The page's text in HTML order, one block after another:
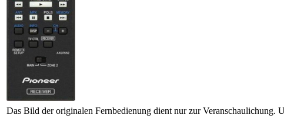
Das Bild der originalen Fernbedienung dient nur zur Veranschaulichung.